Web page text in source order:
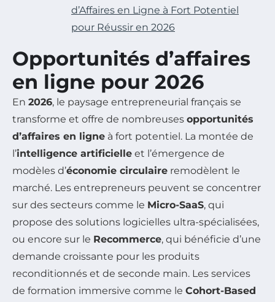
d’Affaires en Ligne à Fort Potentiel
pour Réussir en 2026
Opportunités d’affaires
en ligne pour 2026
En 2026, le paysage entrepreneurial français se
transforme et offre de nombreuses opportunités
d’affaires en ligne à fort potentiel. La montée de
l’intelligence artificielle et l’émergence de
modèles d’économie circulaire remodèlent le
marché. Les entrepreneurs peuvent se concentrer
sur des secteurs comme le Micro-SaaS, qui
propose des solutions logicielles ultra-spécialisées,
ou encore sur le Recommerce, qui bénéficie d’une
demande croissante pour les produits
reconditionnés et de seconde main. Les services
de formation immersive comme le Cohort-Based